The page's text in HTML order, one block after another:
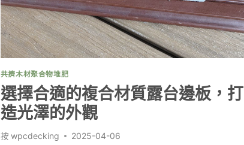
的
複
合
露
台
木
共擠木材聚合物堆肥
選擇合適的複合材質露台邊板，打
造光澤的外觀
按 wpcdecking 2025-04-06